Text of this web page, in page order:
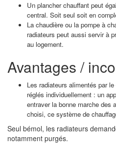
Un plancher chauffant peut
central. Soit seul soit en
La chaudière ou la pompe à
radiateurs peut aussi servir à
au logement.
Avantages /
Les radiateurs alimentés par
réglés individuellement : un
entraver la bonne marche des
choisi, ce système de
Seul bémol, les radiateurs
notamment purgés.